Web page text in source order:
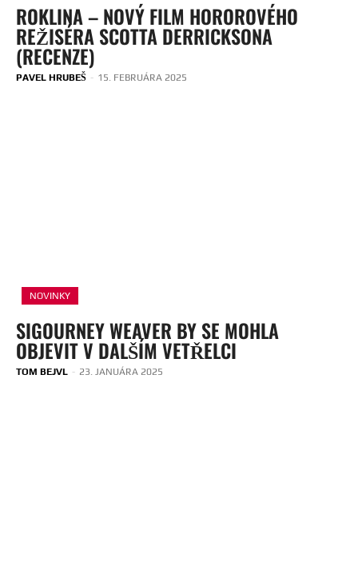
ROKLINA – NOVÝ FILM HOROROVÉHO
REŽISÉRA SCOTTA DERRICKSONA
(RECENZE)
PAVEL HRUBEŠ - 15. FEBRUÁRA 2025
NOVINKY
SIGOURNEY WEAVER BY SE MOHLA
OBJEVIT V DALŠÍM VETŘELCI
TOM BEJVL - 23. JANUÁRA 2025